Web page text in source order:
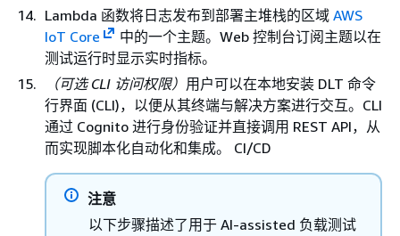
Lambda 函数将日志发布到部署主堆栈的区域 AWS
IoT Core
中的一个主题。Web 控制台订阅主题以在
测试运行时显示实时指标。
（可选 CLI 访问权限） 用户可以在本地安装 DLT 命令
行界面 (CLI)，以便从其终端与解决方案进行交互。CLI
通过 Cognito 进行身份验证并直接调用 REST API，从
而实现脚本化自动化和集成。 CI/CD
注意
以下步骤描述了用于 AI-assisted 负载测试